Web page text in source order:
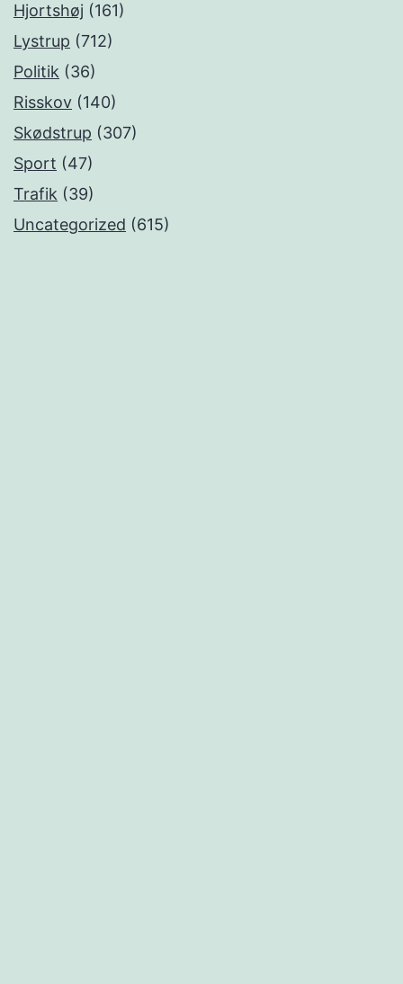
Hjortshøj (161)
Lystrup (712)
Politik (36)
Risskov (140)
Skødstrup (307)
Sport (47)
Trafik (39)
Uncategorized (615)